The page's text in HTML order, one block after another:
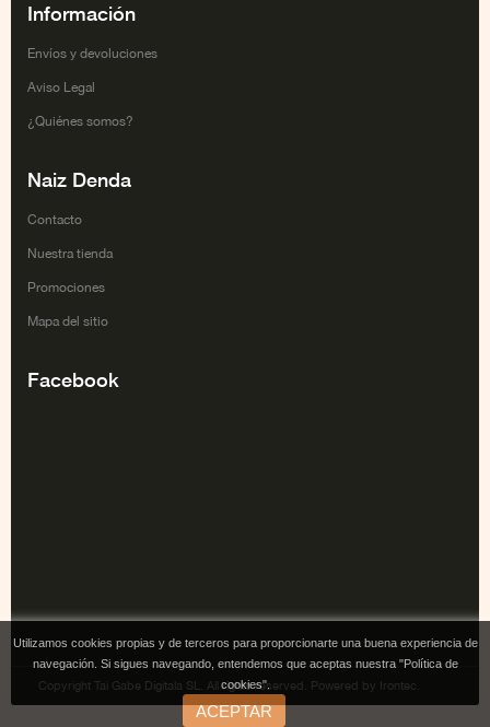
Información
Envíos y devoluciones
Aviso Legal
¿Quiénes somos?
Naiz Denda
Contacto
Nuestra tienda
Promociones
Mapa del sitio
Facebook
Utilizamos cookies propias y de terceros para proporcionarte una buena experiencia de
navegación. Si sigues navegando, entendemos que aceptas nuestra "Política de
cookies".
ACEPTAR
Copyright Tai Gabe Digitala SL. All rights reserved. Powered by Irontec.